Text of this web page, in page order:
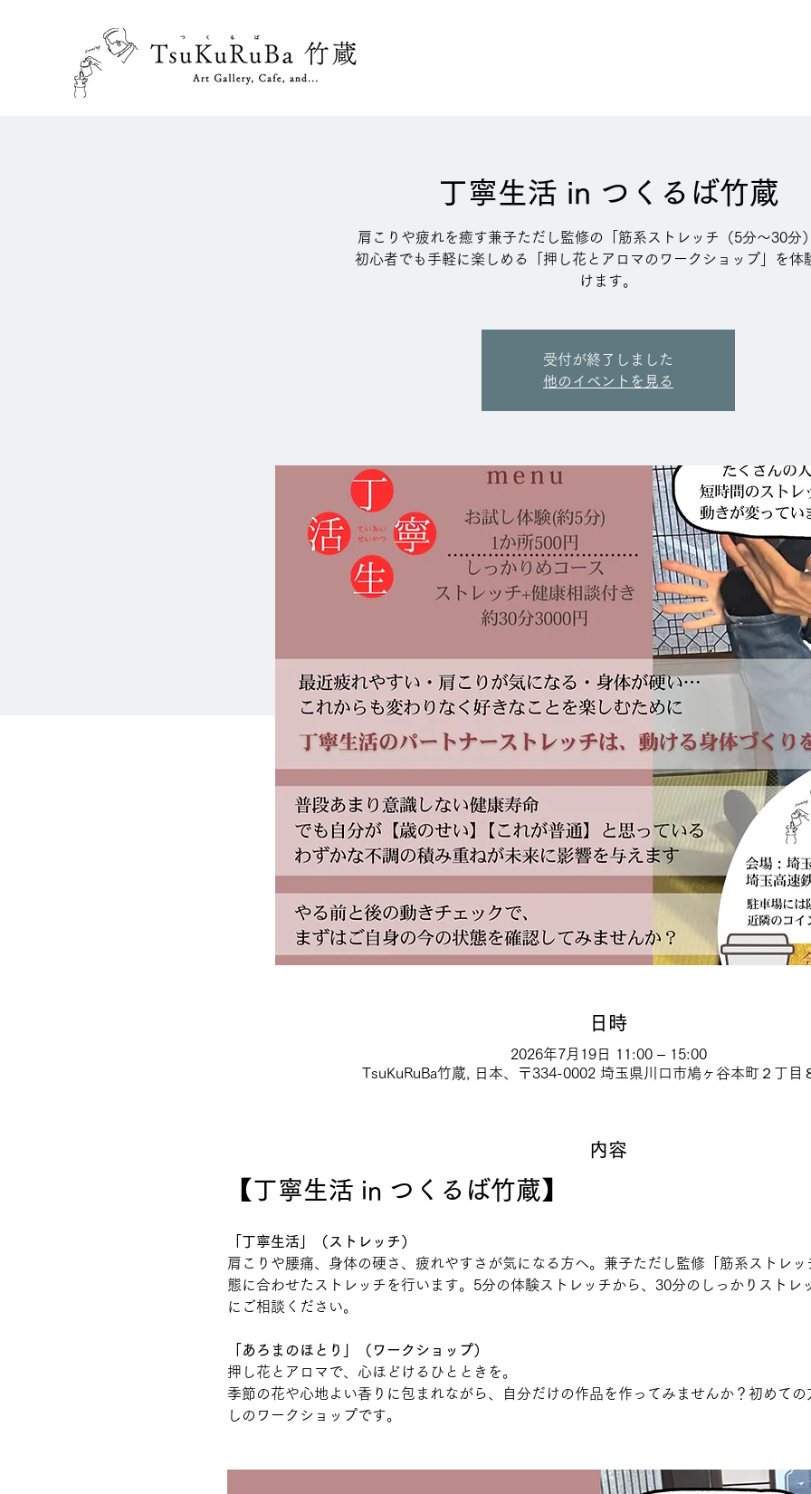
丁寧生活 in つくるば竹蔵
肩こりや疲れを癒す兼子ただし監修の「筋系ストレッチ（5分〜30分
初心者でも手軽に楽しめる「押し花とアロマのワークショップ」を体
けます。
受付が終了しました
他のイベントを見る
日時
2026年7月19日 11:00 – 15:00
TsuKuRuBa竹蔵, 日本、〒334-0002 埼玉県川口市鳩ヶ谷本町２丁目
内容
【丁寧生活 in つくるば竹蔵】
「丁寧生活」（ストレッチ）
肩こりや腰痛、身体の硬さ、疲れやすさが気になる方へ。兼子ただし監修「筋系ストレ
態に合わせたストレッチを行います。5分の体験ストレッチから、30分のしっかりストレ
にご相談ください。
「あろまのほとり」（ワークショップ）
押し花とアロマで、心ほどけるひとときを。
季節の花や心地よい香りに包まれながら、自分だけの作品を作ってみませんか？初めて
しのワークショップです。